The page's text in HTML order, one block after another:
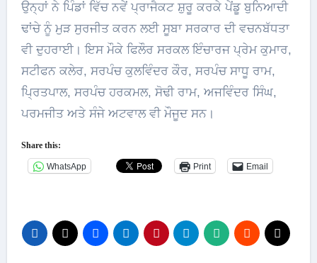
ਉਨ੍ਹਾਂ ਨੇ ਪਿੰਡਾਂ ਵਿੱਚ ਨਵੇਂ ਪ੍ਰਾਜੈਕਟ ਸ਼ੁਰੂ ਕਰਕੇ ਪੇਂਡੂ ਬੁਨਿਆਦੀ
ਢਾਂਚੇ ਨੂੰ ਮੁੜ ਸੁਰਜੀਤ ਕਰਨ ਲਈ ਸੂਬਾ ਸਰਕਾਰ ਦੀ ਵਚਨਬੱਧਤਾ
ਵੀ ਦੁਹਰਾਈ। ਇਸ ਮੌਕੇ ਫਿਲੌਰ ਸਰਕਲ ਇੰਚਾਰਜ ਪ੍ਰੇਮ ਕੁਮਾਰ,
ਸਟੀਫਨ ਕਲੇਰ, ਸਰਪੰਚ ਕੁਲਵਿੰਦਰ ਕੌਰ, ਸਰਪੰਚ ਸਾਧੂ ਰਾਮ,
ਪ੍ਰਿਤਪਾਲ, ਸਰਪੰਚ ਹਰਕਮਲ, ਸੋਢੀ ਰਾਮ, ਅਜਵਿੰਦਰ ਸਿੰਘ,
ਪਰਮਜੀਤ ਅਤੇ ਸੰਜੇ ਅਟਵਾਲ ਵੀ ਮੌਜੂਦ ਸਨ।
Share this:
WhatsApp Print Email